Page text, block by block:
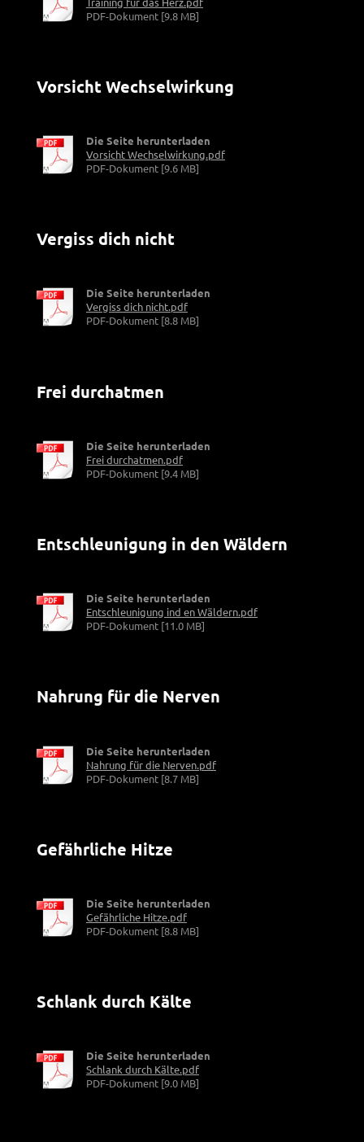
PDF-Dokument [9.8 MB]
Vorsicht Wechselwirkung
Die Seite herunterladen
Vorsicht Wechselwirkung.pdf
PDF-Dokument [9.6 MB]
Vergiss dich nicht
Die Seite herunterladen
Vergiss dich nicht.pdf
PDF-Dokument [8.8 MB]
Frei durchatmen
Die Seite herunterladen
Frei durchatmen.pdf
PDF-Dokument [9.4 MB]
Entschleunigung in den Wäldern
Die Seite herunterladen
Entschleunigung ind en Wäldern.pdf
PDF-Dokument [11.0 MB]
Nahrung für die Nerven
Die Seite herunterladen
Nahrung für die Nerven.pdf
PDF-Dokument [8.7 MB]
Gefährliche Hitze
Die Seite herunterladen
Gefährliche Hitze.pdf
PDF-Dokument [8.8 MB]
Schlank durch Kälte
Die Seite herunterladen
Schlank durch Kälte.pdf
PDF-Dokument [9.0 MB]